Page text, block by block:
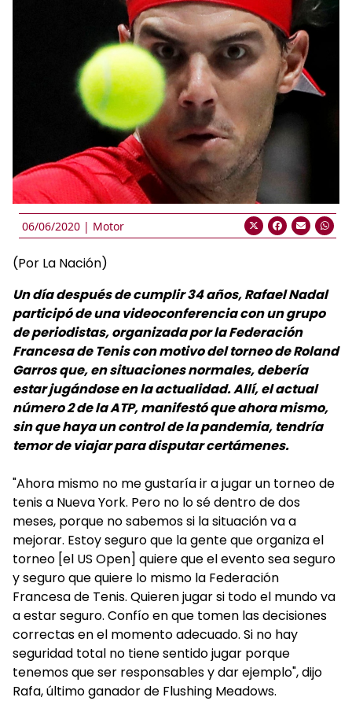
06/06/2020 | Motor
(Por La Nación)
Un día después de cumplir 34 años, Rafael Nadal
participó de una videoconferencia con un grupo
de periodistas, organizada por la Federación
Francesa de Tenis con motivo del torneo de Roland
Garros que, en situaciones normales, debería
estar jugándose en la actualidad. Allí, el actual
número 2 de la ATP, manifestó que ahora mismo,
sin que haya un control de la pandemia, tendría
temor de viajar para disputar certámenes.
"Ahora mismo no me gustaría ir a jugar un torneo de
tenis a Nueva York. Pero no lo sé dentro de dos
meses, porque no sabemos si la situación va a
mejorar. Estoy seguro que la gente que organiza el
torneo [el US Open] quiere que el evento sea seguro
y seguro que quiere lo mismo la Federación
Francesa de Tenis. Quieren jugar si todo el mundo va
a estar seguro. Confío en que tomen las decisiones
correctas en el momento adecuado. Si no hay
seguridad total no tiene sentido jugar porque
tenemos que ser responsables y dar ejemplo", dijo
Rafa, último ganador de Flushing Meadows.